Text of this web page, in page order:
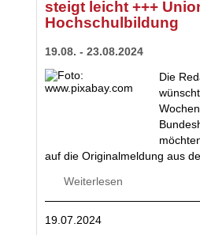
steigt leicht +++
Hochschulbildung
19.08. - 23.08.2024
Die
auf die Originalmeldung aus
Weiterlesen
19.07.2024